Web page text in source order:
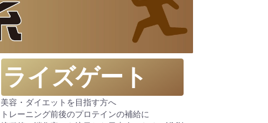
ライズゲート
美容・ダイエットを目指す方へ
トレーニング前後のプロテインの補給に